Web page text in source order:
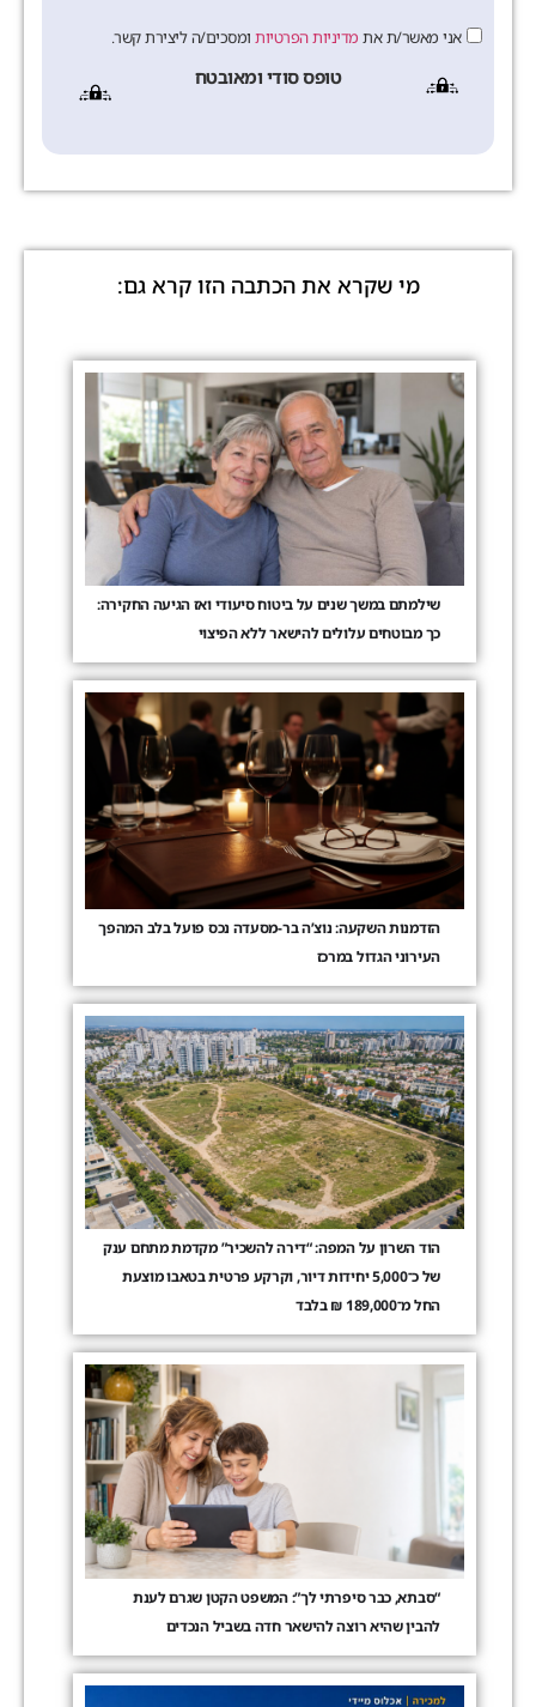
אני מאשר/ת את מדיניות הפרטיות ומסכים/ה ליצירת קשר.
טופס סודי ומאובטח
מי שקרא את הכתבה הזו קרא גם:
שילמתם במשך שנים על ביטוח סיעודי ואז הגיעה החקירה:
כך מבוטחים עלולים להישאר ללא הפיצוי
הזדמנות השקעה: נוצ’ה בר-מסעדה נכס פועל בלב המהפך
העירוני הגדול במרכז
הוד השרון על המפה: “דירה להשכיר” מקדמת מתחם ענק
של כ־5,000 יחידות דיור, וקרקע פרטית בטאבו מוצעת
החל מ־189,000 ₪ בלבד
“סבתא, כבר סיפרתי לך”: המשפט הקטן שגרם לענת
להבין שהיא רוצה להישאר חדה בשביל הנכדים